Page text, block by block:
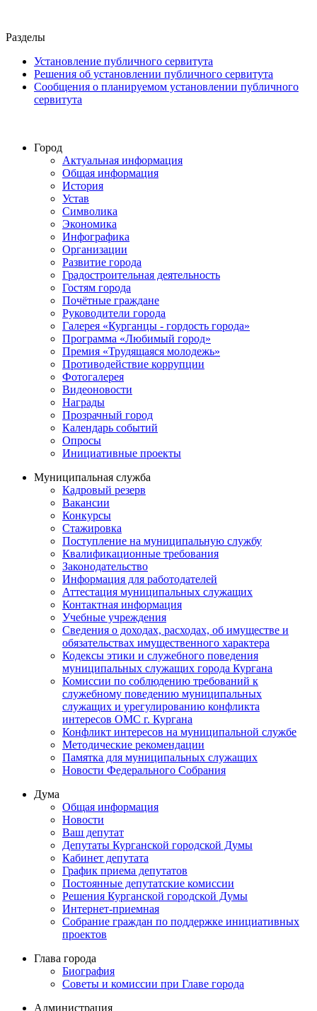
Разделы
Установление публичного сервитута
Решения об установлении публичного сервитута
Сообщения о планируемом установлении публичного
сервитута
Город
Актуальная информация
Общая информация
История
Устав
Символика
Экономика
Инфографика
Организации
Развитие города
Градостроительная деятельность
Гостям города
Почётные граждане
Руководители города
Галерея «Курганцы - гордость города»
Программа «Любимый город»
Премия «Трудящаяся молодежь»
Противодействие коррупции
Фотогалерея
Видеоновости
Награды
Прозрачный город
Календарь событий
Опросы
Инициативные проекты
Муниципальная служба
Кадровый резерв
Вакансии
Конкурсы
Стажировка
Поступление на муниципальную службу
Квалификационные требования
Законодательство
Информация для работодателей
Аттестация муниципальных служащих
Контактная информация
Учебные учреждения
Сведения о доходах, расходах, об имуществе и
обязательствах имущественного характера
Кодексы этики и служебного поведения
муниципальных служащих города Кургана
Комиссии по соблюдению требований к
служебному поведению муниципальных
служащих и урегулированию конфликта
интересов ОМС г. Кургана
Конфликт интересов на муниципальной службе
Методические рекомендации
Памятка для муниципальных служащих
Новости Федерального Cобрания
Дума
Общая информация
Новости
Ваш депутат
Депутаты Курганской городской Думы
Кабинет депутата
График приема депутатов
Постоянные депутатские комиссии
Решения Курганской городской Думы
Интернет-приемная
Собрание граждан по поддержке инициативных
проектов
Глава города
Биография
Советы и комиссии при Главе города
Администрация